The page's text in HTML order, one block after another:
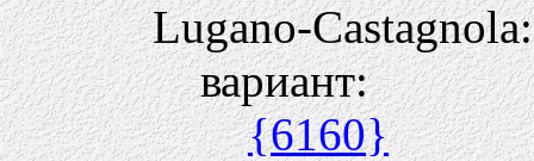
Lugano-
вариант:
{6160}